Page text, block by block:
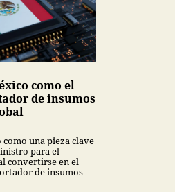
como el
de insumos
una pieza clave
para el
convertirse en el
de insumos